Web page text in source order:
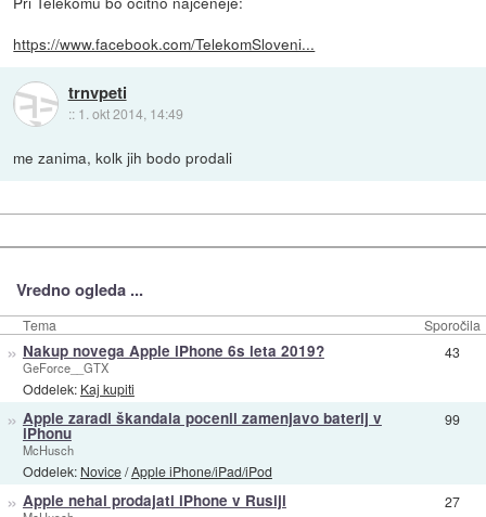
https://www.facebook.com/TelekomSloveni...
trnvpeti
:: 1. okt 2014, 14:49
me zanima, kolk jih bodo prodali
Vredno ogleda ...
Tema Sporočila
» Nakup novega Apple iPhone 6s leta 2019?
GeForce__GTX
Oddelek: Kaj kupiti
43
» Apple zaradi škandala pocenil zamenjavo baterij v
iPhonu
McHusch
Oddelek: Novice/Apple iPhone/iPad/iPod
99
» Apple nehal prodajati iPhone v Rusiji 27